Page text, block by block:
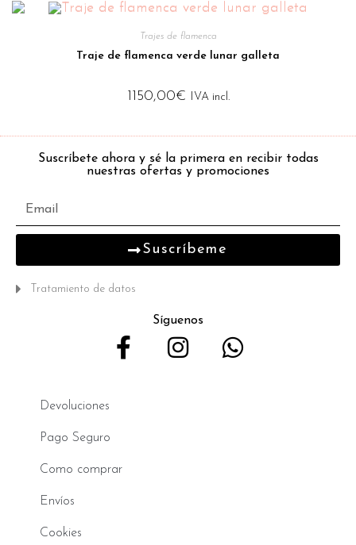
Trajes de flamenca
Traje de flamenca verde lunar galleta
1150,00€ IVA incl.
Suscríbete ahora y sé la primera en recibir todas
nuestras ofertas y promociones
Suscríbeme
Tratamiento de datos
Síguenos
Devoluciones
Pago Seguro
Como comprar
Envíos
Cookies